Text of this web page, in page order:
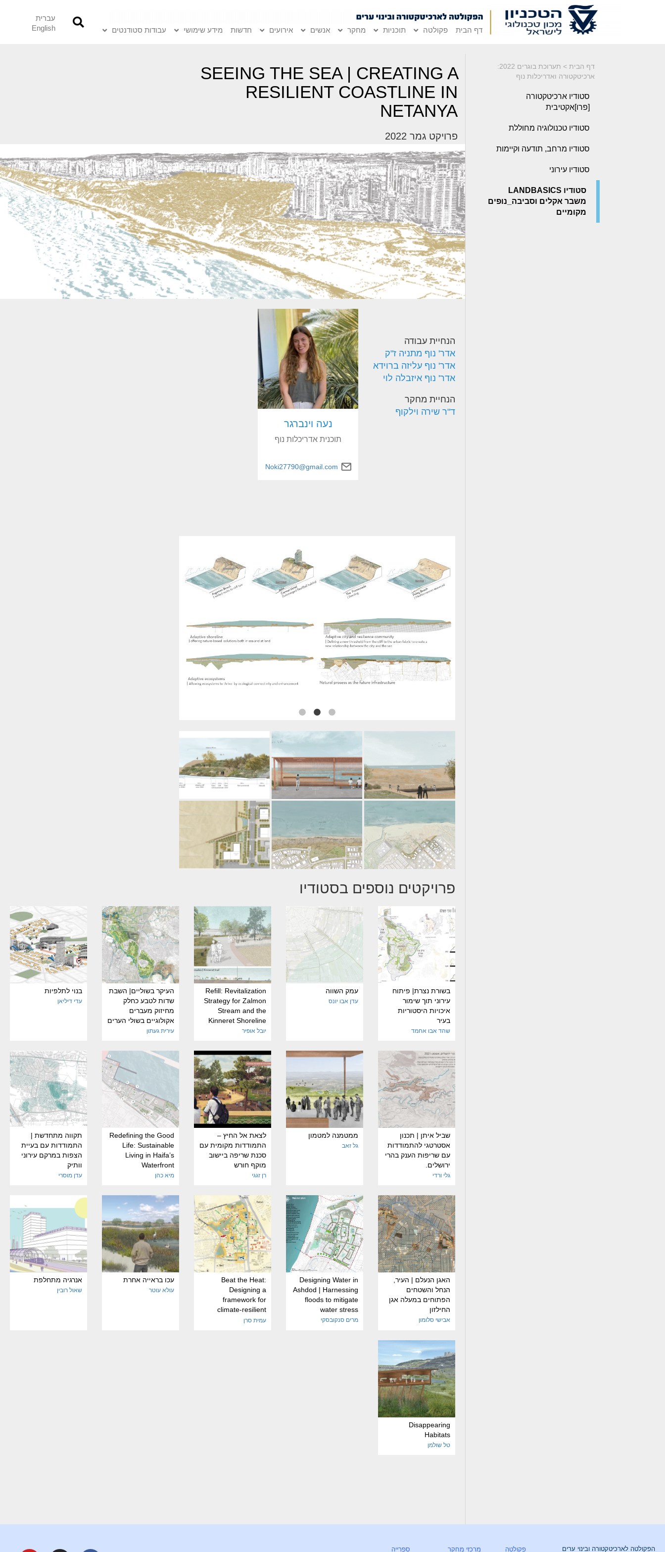
דף הבית פקולטה תוכניות מחקר אנשים אירועים חדשות מידע שימושי עבודות סטודנטים
עברית
English
דף הבית >
תערוכת בוגרים 2022:
ארכיטקטורה ואדריכלות נוף
סטודיו ארכיטקטורה
[פרו]אקטיבית
סטודיו טכנולוגיה מחוללת
סטודיו מרחב, תודעה וקיימות
סטודיו עירוני
סטודיו LANDBASICS
משבר אקלים וסביבה_נופים
מקומיים
SEEING THE SEA | CREATING A
RESILIENT COASTLINE IN
NETANYA
פרויקט גמר 2022
הנחיית עבודה
אדר' נוף מתניה ז"ק
אדר' נוף עליזה ברוידא
אדר' נוף איזבלה לוי
הנחיית מחקר
ד"ר שירה וילקוף
נעה וינברגר
תוכנית אדריכלות נוף
Noki27790@gmail.com
פרויקטים נוספים בסטודיו
בשורת נצרת| פיתוח
עירוני תוך שימור
איכויות היסטוריות
בעיר
שהד אבו אחמד
עמק השווה
עדן אבו יונס
Refill: Revitalization
Strategy for Zalmon
Stream and the
Kinneret Shoreline
יובל אופיר
העיקר בשוליים| השבת
שדות לטבע כחלק
מחיזוק מעברים
אקולוגיים בשולי הערים
עירית געתון
בנוי לתלפיות
עדי דיליאן
שביל איתן | תכנון
אסטרטגי להתמודדות
עם שריפות הענק בהרי
ירושלים.
גלי ורדי
ממטמנה למטמון
גל זאב
לצאת אל החיץ –
התמודדות מקומית עם
סכנת שריפה ביישוב
מוקף חורש
רן זגגי
Redefining the Good
Life: Sustainable
Living in Haifa’s
Waterfront
מיא כהן
תקווה מתחדשת |
התמודדות עם בעיית
הצפות במרקם עירוני
וותיק
עדן מוסרי
האגן הנעלם | העיר,
הנחל והשטחים
הפתוחים במעלה אגן
החילזון
אבישי סלומון
Designing Water in
Ashdod | Harnessing
floods to mitigate
water stress
מרים סנקובסקי
Beat the Heat:
Designing a
framework for
climate-resilient
Beersheba
עמית סרן
עכו בראייה אחרת
עולא עוטר
אנרגיה מתחלפת
שאול רובין
Disappearing
Habitats
טל שולמן
הפקולטה לארכיטקטורה ובינוי ערים פקולטה מרכזי מחקר ספרייה